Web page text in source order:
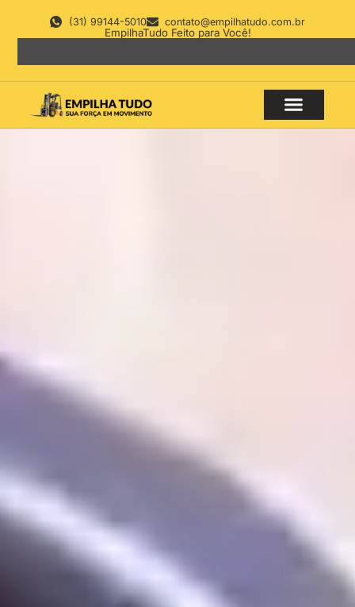
(31) 99144-5010 contato@empilhatudo.com.br
EmpilhaTudo Feito para Você!